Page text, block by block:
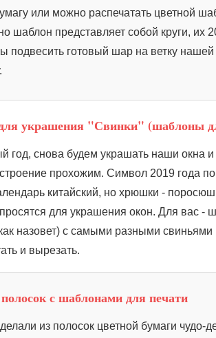
или можно распечатать цветной
шаблон представляет собой круги, их
подвесить готовый шар на ветку нашей
украшения "Свинки" (шаблоны
год, снова будем украшать наши окна и
прохожим. Символ 2019 года
китайский, но хрюшки -
для украшения окон. Для вас -
назовет) с самыми разными
и вырезать.
с шаблонами для печати
из полосок цветной бумаги чудо-